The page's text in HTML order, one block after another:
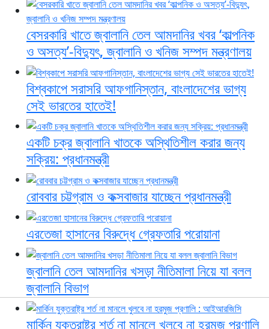
বেসরকারি খাতে জ্বালানি তেল আমদানির খবর ‘কাল্পনিক
ও অসত্য’-বিদ্যুৎ, জ্বালানি ও খনিজ সম্পদ মন্ত্রণালয়
বিশ্বকাপে সরাসরি আফগানিস্তান, বাংলাদেশের ভাগ্য
সেই ভারতের হাতেই!
একটি চক্র জ্বালানি খাতকে অস্থিতিশীল করার জন্য
সক্রিয়: প্রধানমন্ত্রী
রোববার চট্টগ্রাম ও কক্সবাজার যাচ্ছেন প্রধানমন্ত্রী
এরতেজা হাসানের বিরুদ্ধে গ্রেফতারি পরোয়ানা
জ্বালানি তেল আমদানির খসড়া নীতিমালা নিয়ে যা বলল
জ্বালানি বিভাগ
মার্কিন যুক্তরাষ্ট্র শর্ত না মানলে খুলবে না হরমুজ প্রণালি